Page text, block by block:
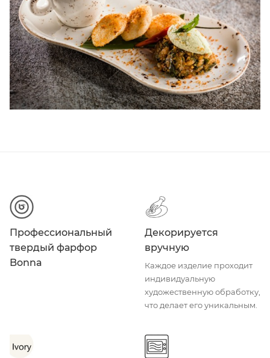
Профессиональный
твердый фарфор
Bonna
Декорируется
вручную
Каждое изделие проходит
индивидуальную
художественную обработку,
что делает его уникальным.